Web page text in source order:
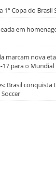
Copa do Brasil
em
marcam nova
17 para o Mundial
Brasil conquista